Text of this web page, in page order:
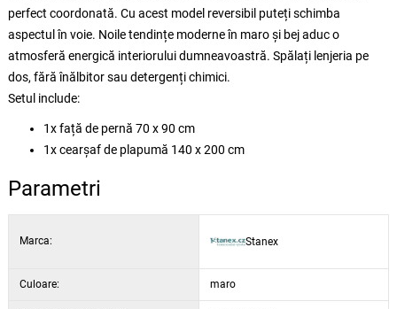
perfect coordonată. Cu acest model reversibil puteți schimba
aspectul în voie. Noile tendințe moderne în maro și bej aduc o
atmosferă energică interiorului dumneavoastră. Spălați lenjeria pe
dos, fără înălbitor sau detergenți chimici.
Setul include:
1x față de pernă 70 x 90 cm
1x cearșaf de plapumă 140 x 200 cm
Parametri
Marca: Stanex
Culoare: maro